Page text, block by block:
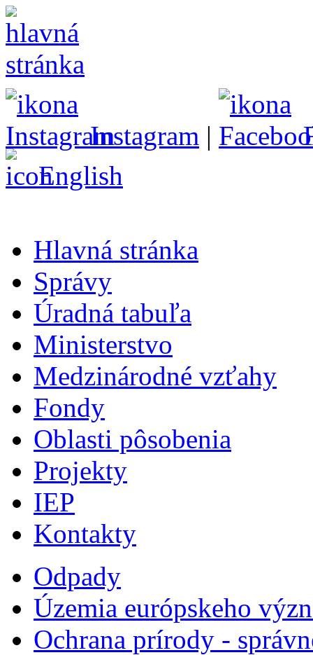
Instagram |
English
Hlavná stránka
Správy
Úradná tabuľa
Ministerstvo
Medzinárodné vzťahy
Fondy
Oblasti pôsobenia
Projekty
IEP
Kontakty
Odpady
Územia európskeho
Ochrana prírody -